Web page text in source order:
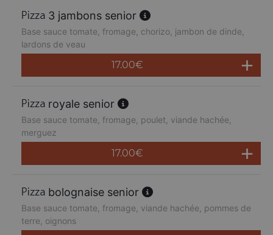
3 jambons senior
Base sauce tomate, fromage, chorizo, jambon de dinde,
lardons de veau
17.00€
royale senior
Base sauce tomate, fromage, poulet, viande hachée,
merguez
17.00€
bolognaise senior
Base sauce tomate, fromage, viande hachée, pommes de
terre, oignons